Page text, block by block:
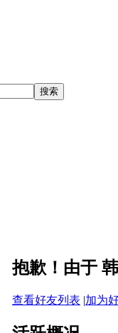
搜索
抱歉！由于
查看好友列表 |加为